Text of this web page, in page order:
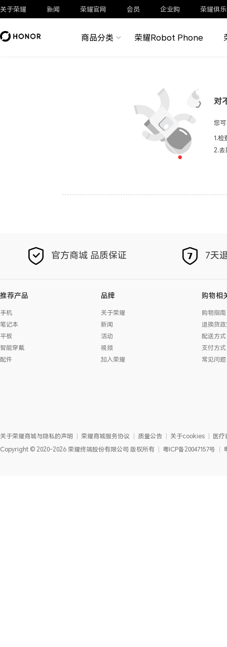
关于荣耀 新闻 荣耀官网 会员 企业购 荣耀俱
商品分类 荣耀Robot Phone
对
您
1.检
2.去
官方商城 品质保证 7天
推荐产品
手机
笔记本
平板
智能穿戴
配件
品牌
关于荣耀
新闻
活动
视频
加入荣耀
购物相
购物指南
退换货
配送方式
支付方式
常见问题
关于荣耀商城与隐私的声明 荣耀商城服务协议 质量公告 关于cookies
医疗
Copyright © 2020-2026 荣耀终端股份有限公司 版权所有 粤ICP备20047157号